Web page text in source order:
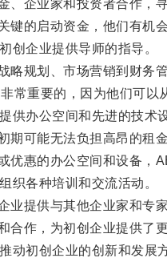
企业家和投资者合作，寻
的启动资金，他们有机会
企业提供导师的指导。
规划、市场营销到财务管
重要的，因为他们可以
办公空间和先进的技术设
可能无法负担高昂的租金
惠的办公空间和设备，
各种培训和交流活动。
提供与其他企业家和专家
作，为初创企业提供了更
初创企业的创新和发展方